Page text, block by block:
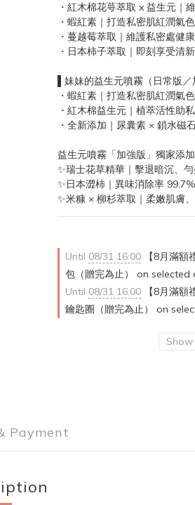
・紅木棉花萼萃取 x 益生元｜
・蝦紅素｜打造私密肌紅潤氣色
・蔓越莓萃取｜維護私密處健
・日本柿子萃取｜即刻享受清
▌妹妹的益生元噴霧（日常版／
・蝦紅素｜打造私密肌紅潤氣色
・紅木棉益生元｜植萃活性助
・全新添加｜尿囊素 × 鎖水磁
益生元噴霧「加強版」獨家添加
✨瑞士花草精華｜擊退暗沉、
✨日本澀柿｜異味消除率 99.7%
✨米糠 × 柳杉萃取｜柔嫩肌膚
Until 08/31 16:00【8月滿額
包（贈完為止） on selected
Until 08/31 16:00【8月滿額
鑰匙圈（贈完為止） on
Show
Payment